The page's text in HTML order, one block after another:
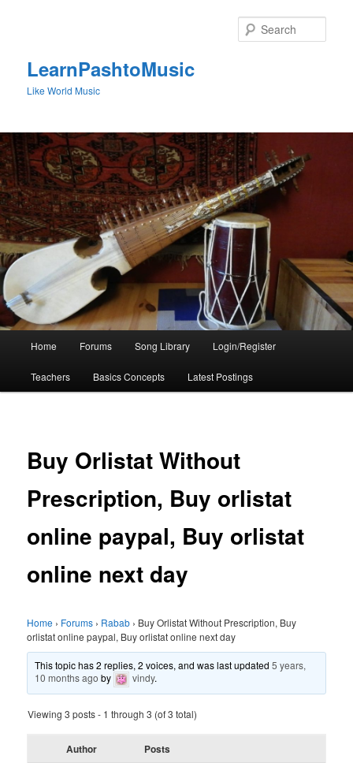
LearnPashtoMusic
Like World Music
Home Forums Song Library Login/Register
Teachers Basics Concepts Latest Postings
Buy Orlistat Without
Prescription, Buy orlistat
online paypal, Buy orlistat
online next day
Home › Forums › Rabab › Buy Orlistat Without Prescription, Buy
orlistat online paypal, Buy orlistat online next day
This topic has 2 replies, 2 voices, and was last updated5 years,
10 months ago by vindy.
Viewing 3 posts - 1 through 3 (of 3 total)
Author Posts